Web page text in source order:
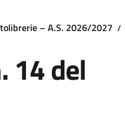
– A.S. 2026/2027
14 del